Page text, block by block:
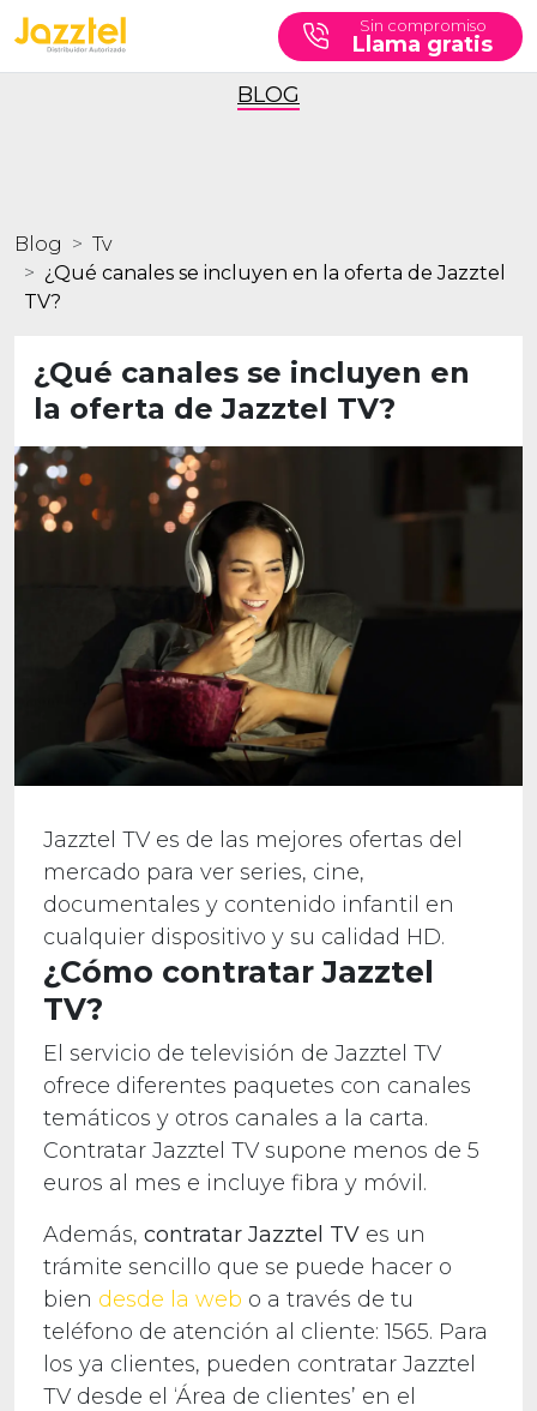
Sin compromiso
Llama gratis
BLOG
Blog
Tv
¿Qué canales se incluyen en la oferta de Jazztel
TV?
¿Qué canales se incluyen en
la oferta de Jazztel TV?
Jazztel TV es de las mejores ofertas del
mercado para ver series, cine,
documentales y contenido infantil en
cualquier dispositivo y su calidad HD.
¿Cómo contratar Jazztel
TV?
El servicio de televisión de Jazztel TV
ofrece diferentes paquetes con canales
temáticos y otros canales a la carta.
Contratar Jazztel TV supone menos de 5
euros al mes e incluye fibra y móvil.
Además, contratar Jazztel TV es un
trámite sencillo que se puede hacer o
bien desde la web o a través de tu
teléfono de atención al cliente: 1565. Para
los ya clientes, pueden contratar Jazztel
TV desde el ‘Área de clientes’ en el